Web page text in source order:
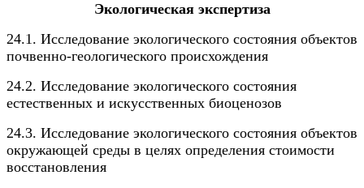
Экологическая экспертиза
24.1. Исследование экологического состояния объектов
почвенно-геологического происхождения
24.2. Исследование экологического состояния
естественных и искусственных биоценозов
24.3. Исследование экологического состояния объектов
окружающей среды в целях определения стоимости
восстановления